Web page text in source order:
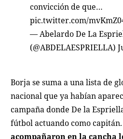
convicción de que…
pic.twitter.com/
— Abelardo De La
(@ABDELAESPRIELLA)
Borja se suma a una lista de
nacional que ya habían
campaña donde De la
fútbol actuando como
acompañaron en la cancha